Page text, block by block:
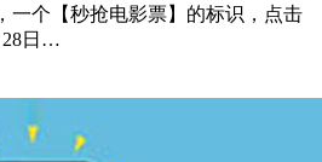
一个【秒抢电影票】的标识，点击
28日…